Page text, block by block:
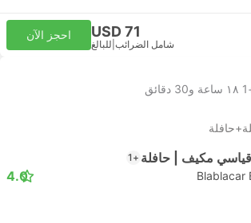
USD 71
شامل الضرائب للبالغ
احجز الآن
١٨ ساعة و‫30 دقائق
قياسي مكيف | حافلة +1
Blablacar
4.0